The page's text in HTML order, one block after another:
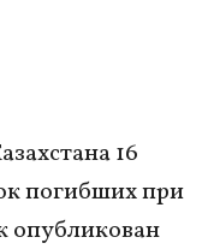
16
погибших при
опубликован